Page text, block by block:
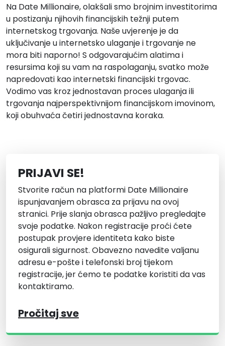
Na Date Millionaire, olakšali smo brojnim investitorima
u postizanju njihovih financijskih težnji putem
internetskog trgovanja. Naše uvjerenje je da
uključivanje u internetsko ulaganje i trgovanje ne
mora biti naporno! S odgovarajućim alatima i
resursima koji su vam na raspolaganju, svatko može
napredovati kao internetski financijski trgovac.
Vodimo vas kroz jednostavan proces ulaganja ili
trgovanja najperspektivnijom financijskom imovinom,
koji obuhvaća četiri jednostavna koraka.
PRIJAVI SE!
Stvorite račun na platformi Date Millionaire
ispunjavanjem obrasca za prijavu na ovoj
stranici. Prije slanja obrasca pažljivo pregledajte
svoje podatke. Nakon registracije proći ćete
postupak provjere identiteta kako biste
osigurali sigurnost. Obavezno navedite valjanu
adresu e-pošte i telefonski broj tijekom
registracije, jer ćemo te podatke koristiti da vas
kontaktiramo.
Pročitaj sve